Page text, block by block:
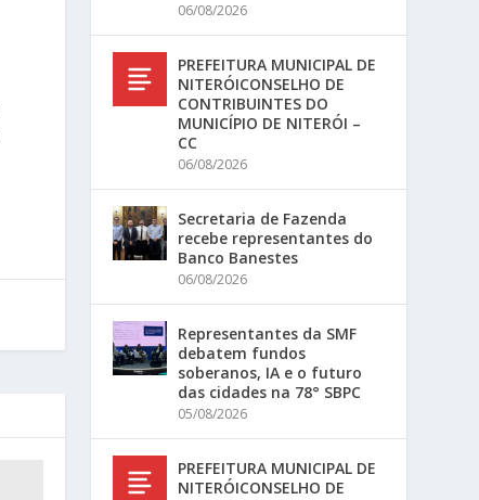
06/08/2026
PREFEITURA MUNICIPAL DE
NITERÓICONSELHO DE
CONTRIBUINTES DO
MUNICÍPIO DE NITERÓI –
CC
06/08/2026
Secretaria de Fazenda
recebe representantes do
Banco Banestes
06/08/2026
Representantes da SMF
debatem fundos
soberanos, IA e o futuro
das cidades na 78° SBPC
05/08/2026
PREFEITURA MUNICIPAL DE
NITERÓICONSELHO DE